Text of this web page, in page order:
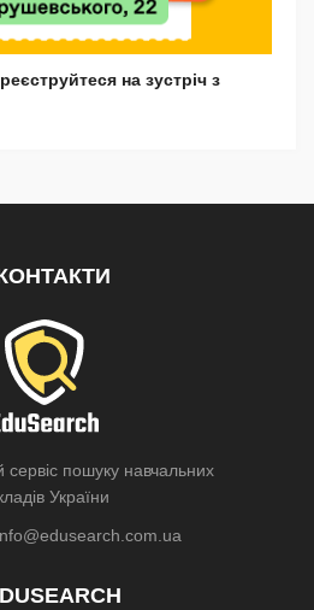
на зустріч з
сервіс пошуку навчальних
України